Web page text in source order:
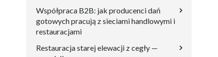
Współpraca B2B: jak producenci dań
gotowych pracują z sieciami handlowymi i
restauracjami
Restauracja starej elewacji z cegły —